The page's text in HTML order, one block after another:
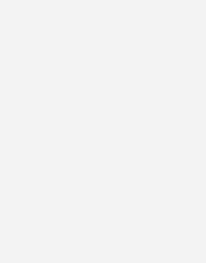
liegen die Grünen
wie dem Wahl-O-Mat werden
Analyst*innen verglichen. Wir setzen
gibt es eine Erst- und Zweitstimme“,
Vorgehen auf seiner Website. Außerdem
nur ihrem Gewissen
– kein gutes Omen
bis Anfang Februar geantwortet, davon 73
der SPD. Wer seinen eigenen Wahlkreis
kann per Klick eine Mail an den